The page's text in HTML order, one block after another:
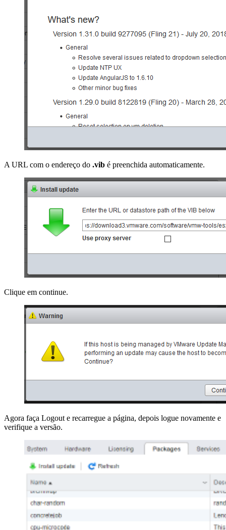
A URL com o endereço do .vib é preenchida automaticamente.
Clique em continue.
Agora faça Logout e recarregue a página, depois logue novamente e
verifique a versão.